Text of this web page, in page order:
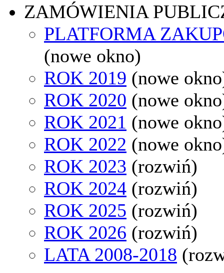
ZAMÓWIENIA
PLATFORMA
(nowe okno)
ROK 2019 (nowe
ROK 2020 (nowe
ROK 2021 (nowe
ROK 2022 (nowe
ROK 2023 (rozwiń)
ROK 2024 (rozwiń)
ROK 2025 (rozwiń)
ROK 2026 (rozwiń)
LATA 2008-2018